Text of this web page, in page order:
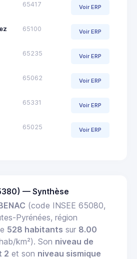
65417 Voir ERP
65100 Voir ERP
65235 Voir ERP
65062 Voir ERP
65331 Voir ERP
65025 Voir ERP
— Synthèse
(code INSEE 65080,
Pyrénées, région
528 habitants sur 8.00
km²). Son niveau de
2 et son niveau sismique